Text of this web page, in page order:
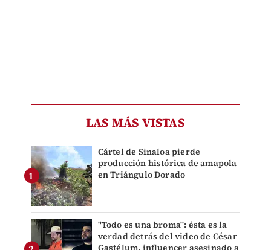
LAS MÁS VISTAS
Cártel de Sinaloa pierde
producción histórica de amapola
en Triángulo Dorado
"Todo es una broma": ésta es la
verdad detrás del video de César